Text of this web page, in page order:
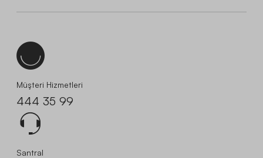
Müşteri Hizmetleri
444 35 99
Santral